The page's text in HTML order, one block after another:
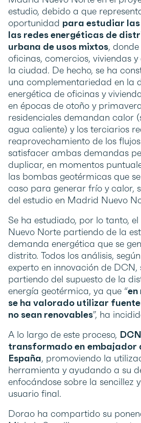
estudio, debido a que
oportunidad para estudiar
las redes energéticas de
urbana de usos mixtos,
oficinas, comercios, viviendas y
la ciudad. De hecho, se ha
una complementariedad en la
energética de oficinas y
en épocas de otoño y
residenciales demandan calor
agua caliente) y los terciarios
reaprovechamiento de los
satisfacer ambas demandas
duplicar, en momentos
las bombas geotérmicas que
caso para generar frío y calor,
del estudio en Madrid Nuevo
Se ha estudiado, por lo tanto,
Nuevo Norte partiendo de la
demanda energética que se
distrito. Todos los análisis,
experto en innovación de
partiendo del supuesto de la
energía geotérmica, ya que “en
se ha valorado utilizar
no sean renovables”, ha
A lo largo de este proceso,
transformado en embajador
España, promoviendo la
herramienta y ayudando a su
enfocándose sobre la sencillez
usuario final.
Dorao ha compartido su